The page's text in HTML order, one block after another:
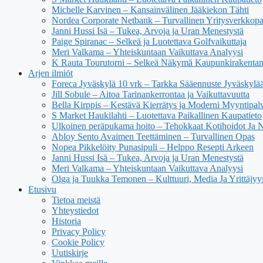
Michelle Karvinen – Kansainvälinen Jääkiekon Tähti
Nordea Corporate Netbank – Turvallinen
Janni Hussi Isä – Tukea, Arvoja ja Uran Menestystä
Paige Spiranac – Selkeä ja Luotettava Golfvaikuttaja
Meri Valkama – Yhteiskuntaan Vaikuttava Analyysi
K Rauta Tourutorni – Selkeä Näkymä
Arjen ilmiöt
Foreca Jyväskylä 10 vrk – Tarkka Sääennuste
Jill Sobule – Aitoa Tarinankerrontaa ja Vaikuttavuutta
Bella Kirppis – Kestävä Kierrätys ja Moderni
S Market Haukilahti – Luotettava Paikallinen Kaupatieto
Ulkoinen peräpukama hoito – Tehokkaat Kotihoidot Ja
Abloy Sento Avaimen Teettäminen – Turvallinen Opas
Nopea Pikkelöity Punasipuli – Helppo Resepti Arkeen
Janni Hussi Isä – Tukea, Arvoja ja Uran Menestystä
Meri Valkama – Yhteiskuntaan Vaikuttava Analyysi
Olga ja Tuukka Temonen – Kulttuuri, Media Ja
Etusivu
Tietoa meistä
Yhteystiedot
Historia
Privacy Policy
Cookie Policy
Uutiskirje